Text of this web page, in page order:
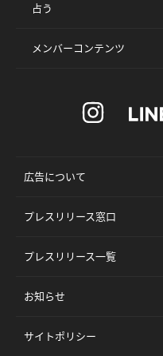
占う
メンバーコンテンツ
広告について
プレスリリース窓口
プレスリリース一覧
お知らせ
サイトポリシー